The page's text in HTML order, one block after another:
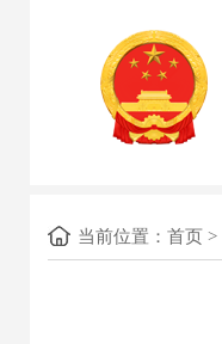
当前位置： 首页>